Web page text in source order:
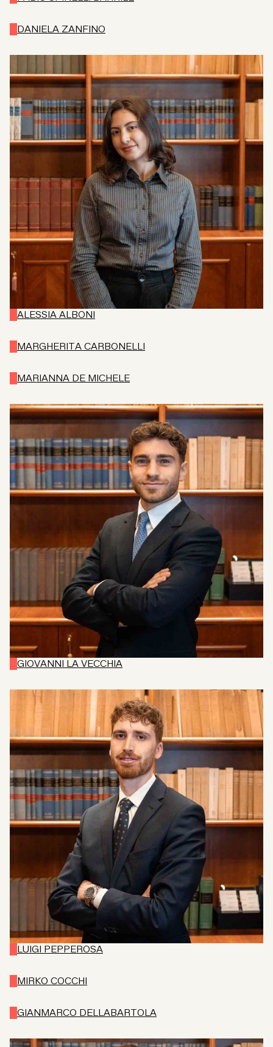
DANIELA ZANFINO
ALESSIA ALBONI
MARGHERITA CARBONELLI
MARIANNA DE MICHELE
GIOVANNI LA VECCHIA
LUIGI PEPPEROSA
MIRKO COCCHI
GIANMARCO DELLABARTOLA